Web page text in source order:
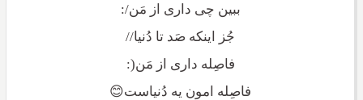
ببین چی داری از مَن/:
جُز اینکه صَد تا دُنیا//
فاصِله داری از مَن(:
فاصِله امون یه دُنیاست😊